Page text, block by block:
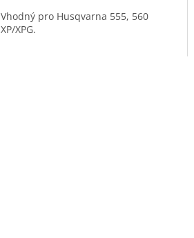
Vhodný pro Husqvarna 555, 560
XP/XPG.